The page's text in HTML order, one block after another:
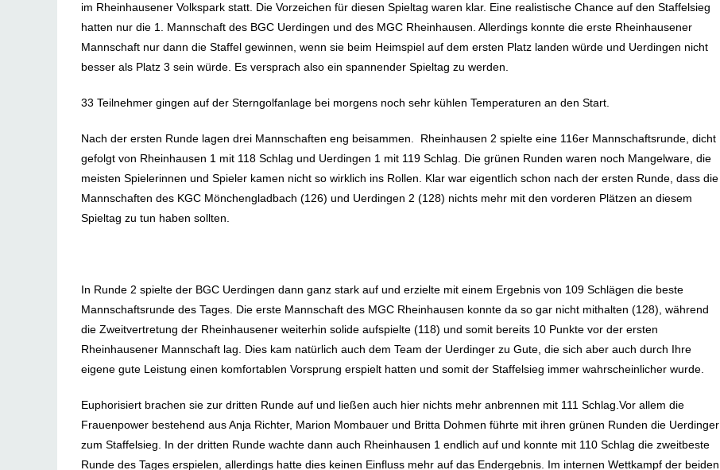
im Rheinhausener Volkspark statt. Die Vorzeichen für diesen Spieltag waren klar. Eine realistische Chance auf den Staffelsieg
hatten nur die 1. Mannschaft des BGC Uerdingen und des MGC Rheinhausen. Allerdings konnte die erste Rheinhausener
Mannschaft nur dann die Staffel gewinnen, wenn sie beim Heimspiel auf dem ersten Platz landen würde und Uerdingen nicht
besser als Platz 3 sein würde. Es versprach also ein spannender Spieltag zu werden.
33 Teilnehmer gingen auf der Sterngolfanlage bei morgens noch sehr kühlen Temperaturen an den Start.
Nach der ersten Runde lagen drei Mannschaften eng beisammen. Rheinhausen 2 spielte eine 116er Mannschaftsrunde, dicht
gefolgt von Rheinhausen 1 mit 118 Schlag und Uerdingen 1 mit 119 Schlag. Die grünen Runden waren noch Mangelware, die
meisten Spielerinnen und Spieler kamen nicht so wirklich ins Rollen. Klar war eigentlich schon nach der ersten Runde, dass die
Mannschaften des KGC Mönchengladbach (126) und Uerdingen 2 (128) nichts mehr mit den vorderen Plätzen an diesem
Spieltag zu tun haben sollten.
In Runde 2 spielte der BGC Uerdingen dann ganz stark auf und erzielte mit einem Ergebnis von 109 Schlägen die beste
Mannschaftsrunde des Tages. Die erste Mannschaft des MGC Rheinhausen konnte da so gar nicht mithalten (128), während
die Zweitvertretung der Rheinhausener weiterhin solide aufspielte (118) und somit bereits 10 Punkte vor der ersten
Rheinhausener Mannschaft lag. Dies kam natürlich auch dem Team der Uerdinger zu Gute, die sich aber auch durch Ihre
eigene gute Leistung einen komfortablen Vorsprung erspielt hatten und somit der Staffelsieg immer wahrscheinlicher wurde.
Euphorisiert brachen sie zur dritten Runde auf und ließen auch hier nichts mehr anbrennen mit 111 Schlag.Vor allem die
Frauenpower bestehend aus Anja Richter, Marion Mombauer und Britta Dohmen führte mit ihren grünen Runden die Uerdinger
zum Staffelsieg. In der dritten Runde wachte dann auch Rheinhausen 1 endlich auf und konnte mit 110 Schlag die zweitbeste
Runde des Tages erspielen, allerdings hatte dies keinen Einfluss mehr auf das Endergebnis. Im internen Wettkampf der beiden